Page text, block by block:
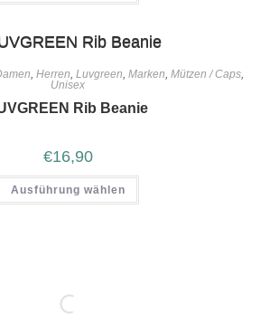
, Herren, Luvgreen, Marken, Mützen / Caps,
Unisex
Rib Beanie
€16,90
Ausführung wählen